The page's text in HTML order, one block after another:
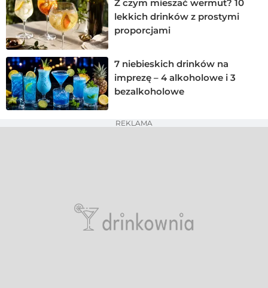
Z czym mieszać wermut? 10
lekkich drinków z prostymi
proporcjami
7 niebieskich drinków na
imprezę – 4 alkoholowe i 3
bezalkoholowe
REKLAMA